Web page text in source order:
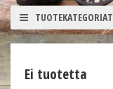
TUOTEKATEGORIAT
Ei tuotetta